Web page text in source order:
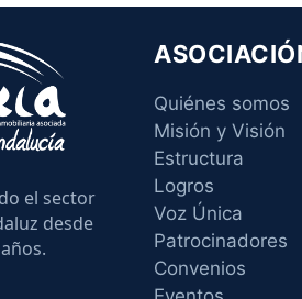
el sector
desde
Quiénes somos
Misión y Visión
Estructura
Logros
Voz Única
Patrocinadores
Convenios